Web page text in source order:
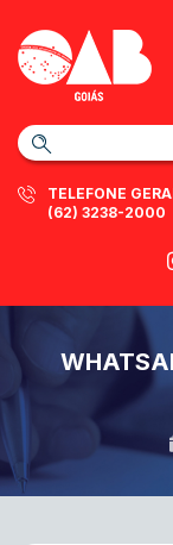
TELEFONE
(62) 3238-2000